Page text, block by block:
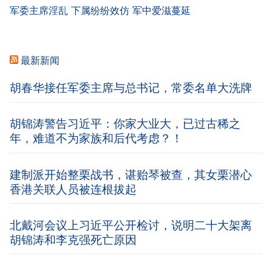
军委主席淫乱 下属纷纷效仿 军中爱滋蔓延
最新新闻
胡春华接任军委主席与总书记，常委名单大洗牌
胡锦涛警告习近平：你家大业大，已过古稀之
年，难道不为家族和后代考虑？！
建制派开始整栗战书，谌贻琴被查，其女栗潜心
香港关联人员被连根拔起
北戴河会议上习近平公开检讨，说明二十大架离
胡锦涛和李克强死亡原因